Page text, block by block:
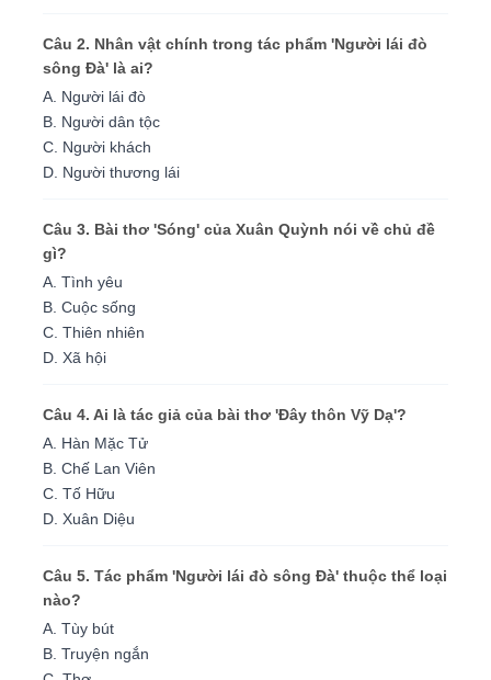
Câu 2. Nhân vật chính trong tác phẩm 'Người lái đò
sông Đà' là ai?
A. Người lái đò
B. Người dân tộc
C. Người khách
D. Người thương lái
Câu 3. Bài thơ 'Sóng' của Xuân Quỳnh nói về chủ đề
gì?
A. Tình yêu
B. Cuộc sống
C. Thiên nhiên
D. Xã hội
Câu 4. Ai là tác giả của bài thơ 'Đây thôn Vỹ Dạ'?
A. Hàn Mặc Tử
B. Chế Lan Viên
C. Tố Hữu
D. Xuân Diệu
Câu 5. Tác phẩm 'Người lái đò sông Đà' thuộc thể loại
nào?
A. Tùy bút
B. Truyện ngắn